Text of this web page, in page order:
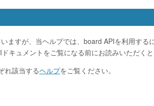
ますが、当ヘルプでは、board APIを利用する
キュメントをご覧になる前にお読みいただくと
れ該当するヘルプをご覧ください。